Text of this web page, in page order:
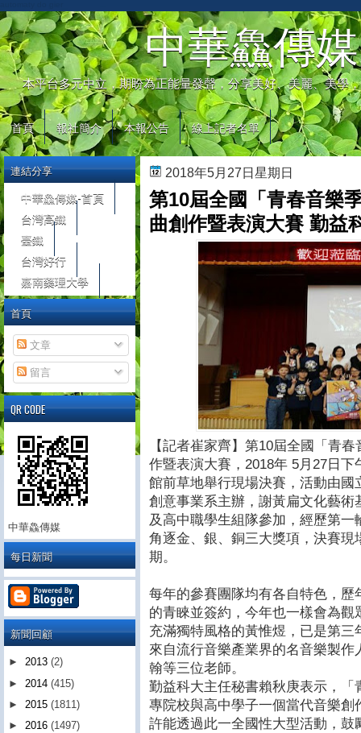
中華鱻傳媒
本平台多元中立，期盼為正能量發聲，分享美好、美麗、美學
首頁 報社簡介 本報公告 線上記者名單
2018年5月27日星期日
第10屆全國「青春音樂
曲創作暨表演大賽 勤益
【記者崔家齊】第10屆全國「青
作暨表演大賽，2018年 5月27日
館前草地舉行現場決賽，活動由
創意事業系主辦，謝黃扁文化藝
及高中職學生組隊參加，經歷第
角逐金、銀、銅三大獎項，決賽
期。
每年的參賽團隊均有各自特色，
的青睞並簽約，今年也一樣會為
充滿獨特風格的黃惟煜，已是第
來自流行音樂產業界的名音樂製
翰等三位老師。
勤益科大主任秘書賴秋庚表示，
專院校與高中學子一個當代音樂
許能透過此一全國性大型活動，
連結分享
中華鱻傳媒-首頁
台灣高鐵
臺鐵
台灣好行
嘉南藥理大學
首頁
文章
留言
QR CODE
中華鱻傳媒
每日新聞
新聞回顧
► 2013 (2)
► 2014 (415)
► 2015 (1811)
► 2016 (1497)